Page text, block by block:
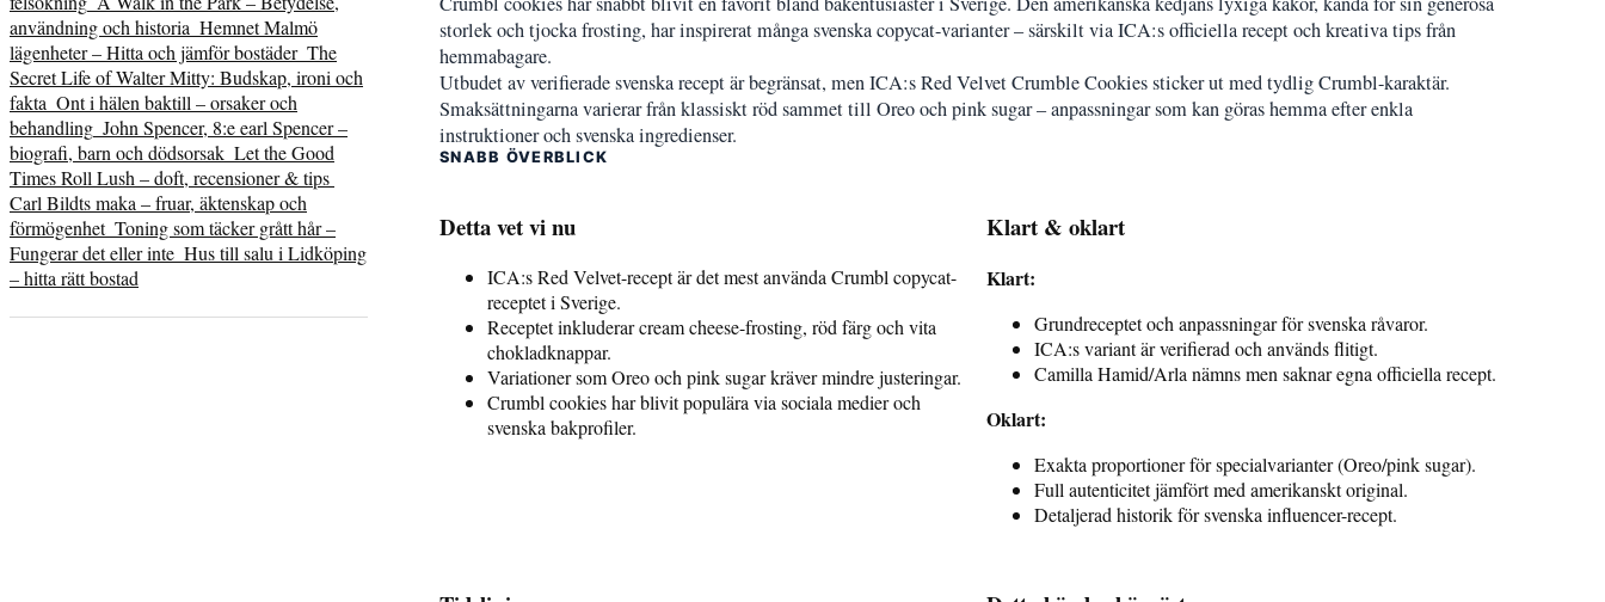
storlek och tjocka frosting, har inspirerat många svenska copycat-varianter – särskilt via ICA:s officiella recept och kreativa tips från
hemmabagare.
Utbudet av verifierade svenska recept är begränsat, men ICA:s Red Velvet Crumble Cookies sticker ut med tydlig Crumbl-karaktär.
Smaksättningarna varierar från klassiskt röd sammet till Oreo och pink sugar – anpassningar som kan göras hemma efter enkla
instruktioner och svenska ingredienser.
SNABB ÖVERBLICK
Detta vet vi nu
ICA:s Red Velvet-recept är det mest använda Crumbl copycat-
receptet i Sverige.
Receptet inkluderar cream cheese-frosting, röd färg och vita
chokladknappar.
Variationer som Oreo och pink sugar kräver mindre justeringar.
Crumbl cookies har blivit populära via sociala medier och
svenska bakprofiler.
Klart & oklart
Klart:
Grundreceptet och anpassningar för svenska råvaror.
ICA:s variant är verifierad och används flitigt.
Camilla Hamid/Arla nämns men saknar egna officiella recept.
Oklart:
Exakta proportioner för specialvarianter (Oreo/pink sugar).
Full autenticitet jämfört med amerikanskt original.
Detaljerad historik för svenska influencer-recept.
användning och historia Hemnet Malmö
lägenheter – Hitta och jämför bostäder The
Secret Life of Walter Mitty: Budskap, ironi och
fakta Ont i hälen baktill – orsaker och
behandling John Spencer, 8:e earl Spencer –
biografi, barn och dödsorsak Let the Good
Times Roll Lush – doft, recensioner & tips
Carl Bildts maka – fruar, äktenskap och
förmögenhet Toning som täcker grått hår –
Fungerar det eller inte Hus till salu i Lidköping
– hitta rätt bostad